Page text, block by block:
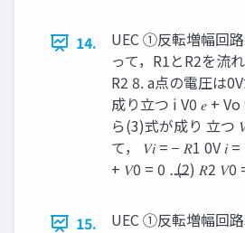
14.
UEC ①反転増幅回
って，R1とR2を流
R2 8. a点の電圧は
成り立つ i V0 𝑒 +
ら(3)式が成り 立つ
て， 𝑉𝑖 = − 𝑅1 0V 𝑖 =
+ 𝑉0 = 0 ⋯ ⋯ (2) 𝑅2 𝑉0
15.
UEC ①反転増幅回